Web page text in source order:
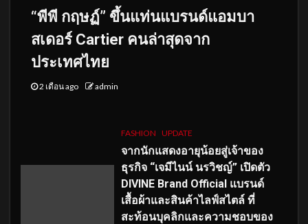
“พีพี กฤษฏ์” ขึ้นแท่นแบรนด์แอมบา
สเดอร์ Cartier คนล่าสุดจาก
ประเทศไทย
2 เดือน ago admin
FASHION UPDATE
จากนักแสดงอายุน้อยสู่เจ้าของ
ธุรกิจ “เจมีไนน์ นรวิชญ์” เปิดตัว
DIVINE Brand Official แบรนด์
เสื้อผ้าและสินค้าไลฟ์สไตล์ ที่
สะท้อนบุคลิกและความชอบของ